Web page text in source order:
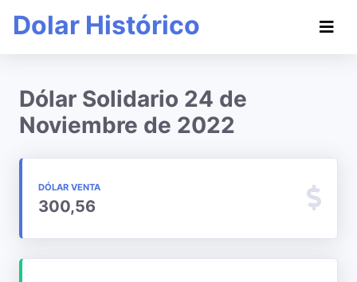
Dolar Histórico
Dólar Solidario 24 de
Noviembre de 2022
DÓLAR VENTA
300,56